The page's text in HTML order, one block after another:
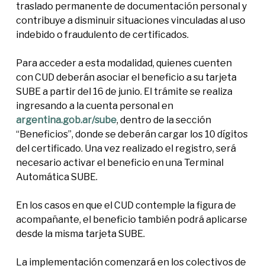
traslado permanente de documentación personal y
contribuye a disminuir situaciones vinculadas al uso
indebido o fraudulento de certificados.
Para acceder a esta modalidad, quienes cuenten
con CUD deberán asociar el beneficio a su tarjeta
SUBE a partir del 16 de junio. El trámite se realiza
ingresando a la cuenta personal en
argentina.gob.ar/sube, dentro de la sección
“Beneficios”, donde se deberán cargar los 10 dígitos
del certificado. Una vez realizado el registro, será
necesario activar el beneficio en una Terminal
Automática SUBE.
En los casos en que el CUD contemple la figura de
acompañante, el beneficio también podrá aplicarse
desde la misma tarjeta SUBE.
La implementación comenzará en los colectivos de